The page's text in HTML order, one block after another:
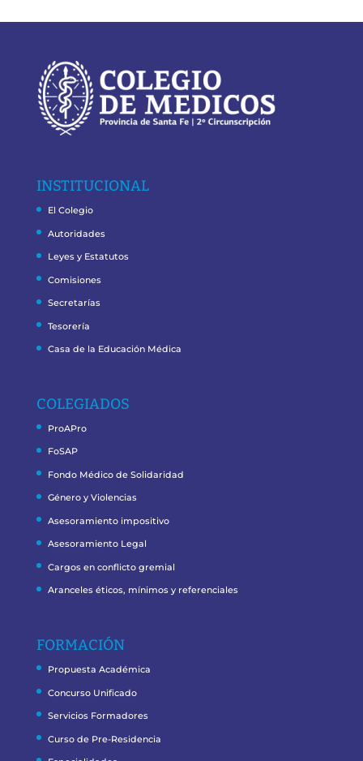
INSTITUCIONAL
El Colegio
Autoridades
Leyes y Estatutos
Comisiones
Secretarías
Tesorería
Casa de la Educación Médica
COLEGIADOS
ProAPro
FoSAP
Fondo Médico de Solidaridad
Género y Violencias
Asesoramiento impositivo
Asesoramiento Legal
Cargos en conflicto gremial
Aranceles éticos, mínimos y referenciales
FORMACIÓN
Propuesta Académica
Concurso Unificado
Servicios Formadores
Curso de Pre-Residencia